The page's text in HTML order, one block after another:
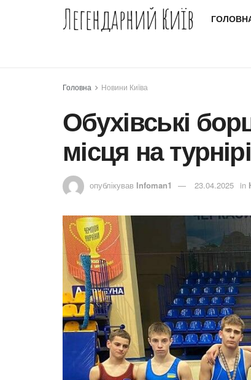
Легендарний Київ
Головна Новини Київа
Обухівські
місця на
опублікував Infoman1 23.04.2025 in